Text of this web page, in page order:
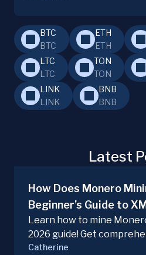
BTC
BTC
ETH
ETH
LTC
LTC
TON
TON
LINK
LINK
BNB
BNB
Latest
How Does Monero
Beginner’s Guide to
Learn how to mine
2026 guide! Get
hardware, software, and
Catherine